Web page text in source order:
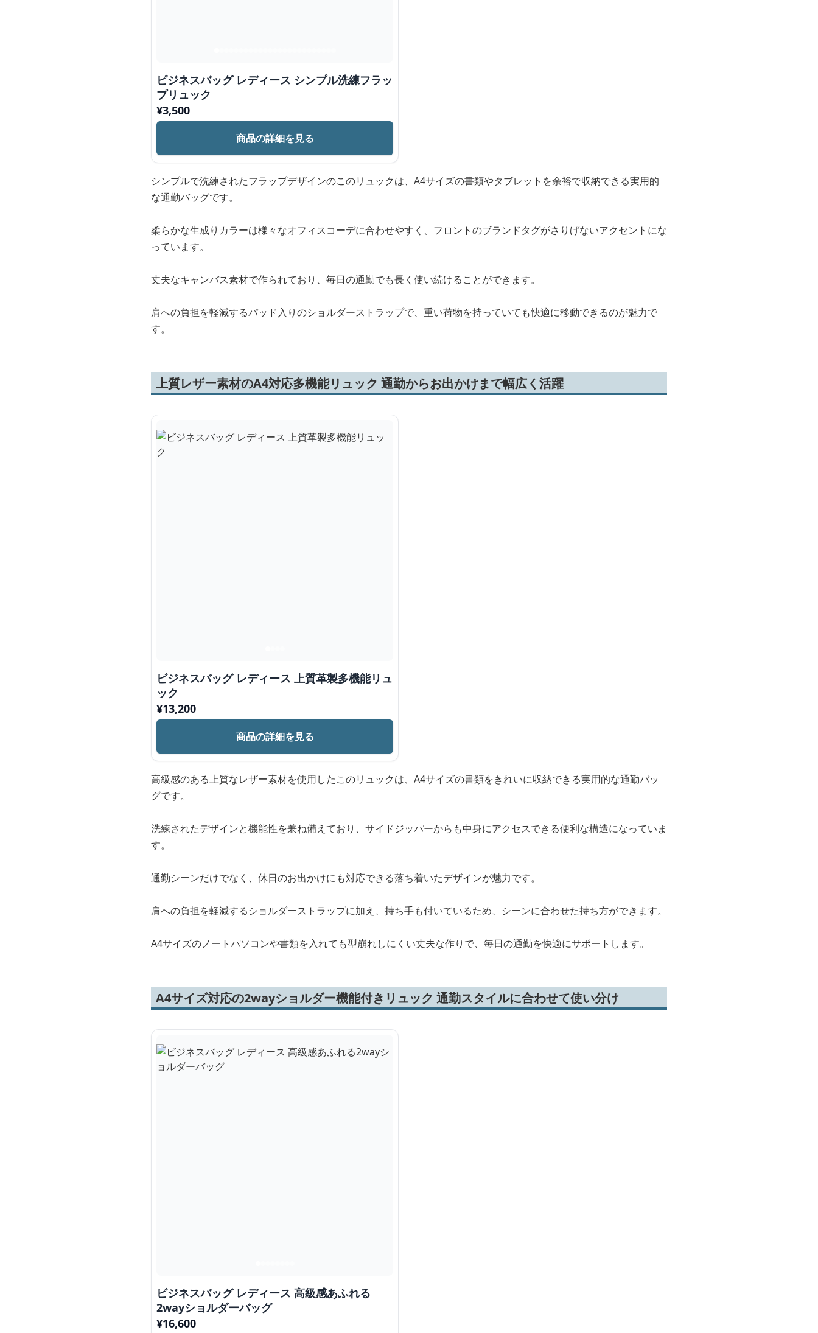
ビジネスバッグ レディース シンプル洗練フラッ
プリュック
¥3,500
商品の詳細を見る
シンプルで洗練されたフラップデザインのこのリュックは、A4サイズの書類やタブレットを余裕で収納できる実用的
な通勤バッグです。
柔らかな生成りカラーは様々なオフィスコーデに合わせやすく、フロントのブランドタグがさりげないアクセントにな
っています。
丈夫なキャンバス素材で作られており、毎日の通勤でも長く使い続けることができます。
肩への負担を軽減するパッド入りのショルダーストラップで、重い荷物を持っていても快適に移動できるのが魅力で
す。
上質レザー素材のA4対応多機能リュック 通勤からお出かけまで幅広く活躍
ビジネスバッグ レディース 上質革製多機能リュ
ック
¥13,200
商品の詳細を見る
高級感のある上質なレザー素材を使用したこのリュックは、A4サイズの書類をきれいに収納できる実用的な通勤バッ
グです。
洗練されたデザインと機能性を兼ね備えており、サイドジッパーからも中身にアクセスできる便利な構造になっていま
す。
通勤シーンだけでなく、休日のお出かけにも対応できる落ち着いたデザインが魅力です。
肩への負担を軽減するショルダーストラップに加え、持ち手も付いているため、シーンに合わせた持ち方ができます。
A4サイズのノートパソコンや書類を入れても型崩れしにくい丈夫な作りで、毎日の通勤を快適にサポートします。
A4サイズ対応の2wayショルダー機能付きリュック 通勤スタイルに合わせて使い分け
ビジネスバッグ レディース 高級感あふれる
2wayショルダーバッグ
¥16,600